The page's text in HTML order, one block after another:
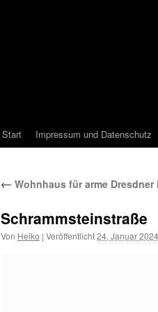
Start Impressum und Datenschutz
← Wohnhaus für arme
Schrammsteinstraße
Von Heiko | Veröffentlicht24. Januar 2024